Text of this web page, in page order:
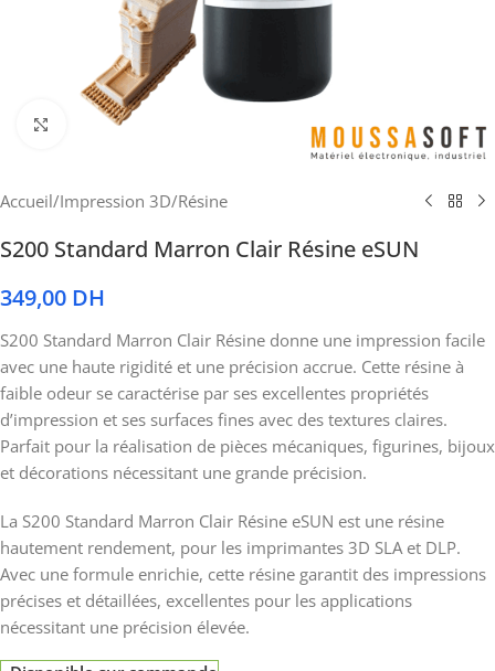
Cliquez pour agrandir
Accueil/Impression 3D/Résine
S200 Standard Marron Clair Résine eSUN
349,00 DH
S200 Standard Marron Clair Résine donne une impression facile
avec une haute rigidité et une précision accrue. Cette résine à
faible odeur se caractérise par ses excellentes propriétés
d’impression et ses surfaces fines avec des textures claires.
Parfait pour la réalisation de pièces mécaniques, figurines, bijoux
et décorations nécessitant une grande précision.
La S200 Standard Marron Clair Résine eSUN est une résine
hautement rendement, pour les imprimantes 3D SLA et DLP.
Avec une formule enrichie, cette résine garantit des impressions
précises et détaillées, excellentes pour les applications
nécessitant une précision élevée.